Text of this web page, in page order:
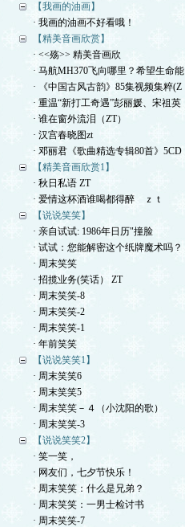
【我画的油画】
· 我画的油画不好看哦！
【精美音画欣赏】
· <<殇>> 精美音画欣
· 马航MH370飞向哪里？希望生命能
· 《中国古风古韵》85集视频集粹(Z
· 重温“新打工奇遇”彭丽媛、宋祖英
· 谁在窗外流泪（ZT）
· 汉宫春晓图zt
· 邓丽君《歌曲精选专辑80首》5CD
【精美音画欣赏1】
· 秋日私语 ZT
· 爱情这杯酒谁喝都得醉 ｚｔ
【说说笑笑】
· 亲自试试: 1986年日历"撞脸
· 试试：您能解密这个纸牌魔术吗？
· 周末笑笑
· 招揽业务(笑话） ZT
· 周末笑笑-8
· 周末笑笑-2
· 周末笑笑-1
· 年前笑笑
【说说笑笑1】
· 周末笑笑6
· 周末笑笑5
· 周末笑笑－４（小沈阳的歌）
· 周末笑笑-3
【说说笑笑2】
· 笑一笑，
· 网友们，七夕节快乐！
· 周末笑笑：什么是兄弟？
· 周末笑笑：一男士检讨书
· 周末笑笑-7